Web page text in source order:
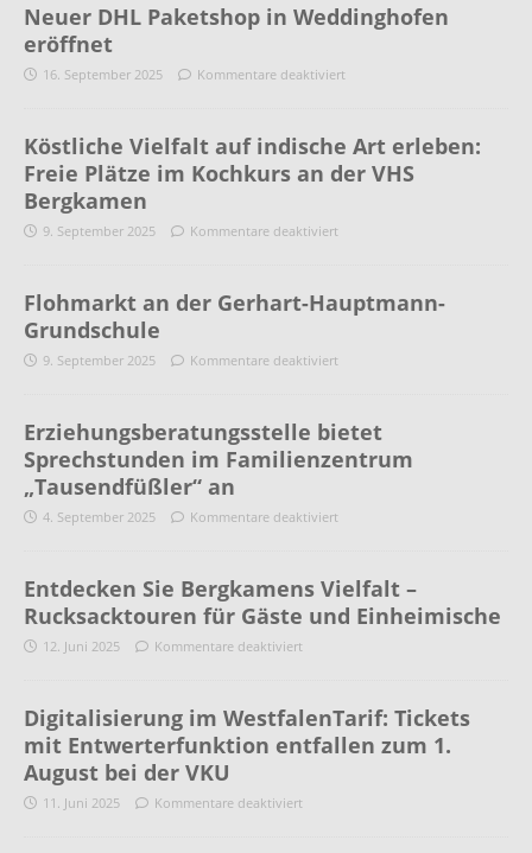
Neuer DHL Paketshop in Weddinghofen
eröffnet
16. September 2025 Kommentare deaktiviert
Köstliche Vielfalt auf indische Art erleben:
Freie Plätze im Kochkurs an der VHS
Bergkamen
9. September 2025 Kommentare deaktiviert
Flohmarkt an der Gerhart-Hauptmann-
Grundschule
9. September 2025 Kommentare deaktiviert
Erziehungsberatungsstelle bietet
Sprechstunden im Familienzentrum
„Tausendfüßler“ an
4. September 2025 Kommentare deaktiviert
Entdecken Sie Bergkamens Vielfalt –
Rucksacktouren für Gäste und Einheimische
12. Juni 2025 Kommentare deaktiviert
Digitalisierung im WestfalenTarif: Tickets
mit Entwerterfunktion entfallen zum 1.
August bei der VKU
11. Juni 2025 Kommentare deaktiviert